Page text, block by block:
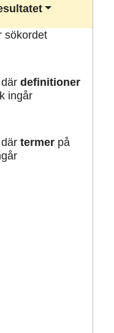
sökordet
definitioner
ingår
termerpå